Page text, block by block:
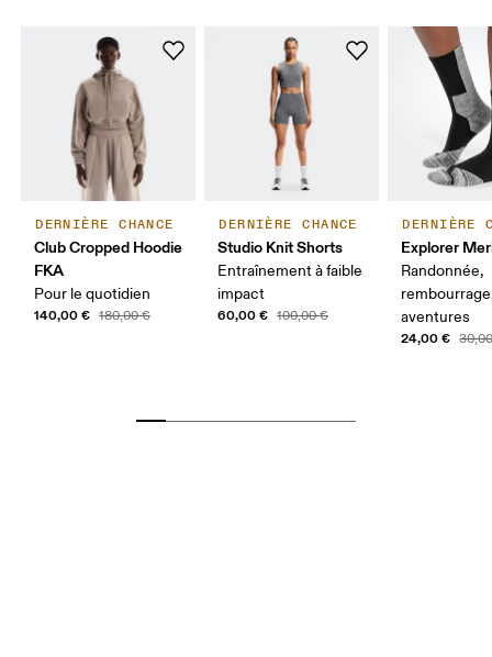
DERNIÈRE CHANCE
Club Cropped Hoodie
FKA
Pour le quotidien
140,00 € 180,00 €
DERNIÈRE CHANCE
Studio Knit Shorts
Entraînement à faible
impact
60,00 € 100,00 €
DERNIÈRE
Explorer
Randonnée,
aventures
24,00 €